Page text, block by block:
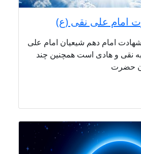
امام علی نقی (ع)
شهادت امام دهم شیعیان امام علی
نقی و هادی است همچنین چند
حضرت